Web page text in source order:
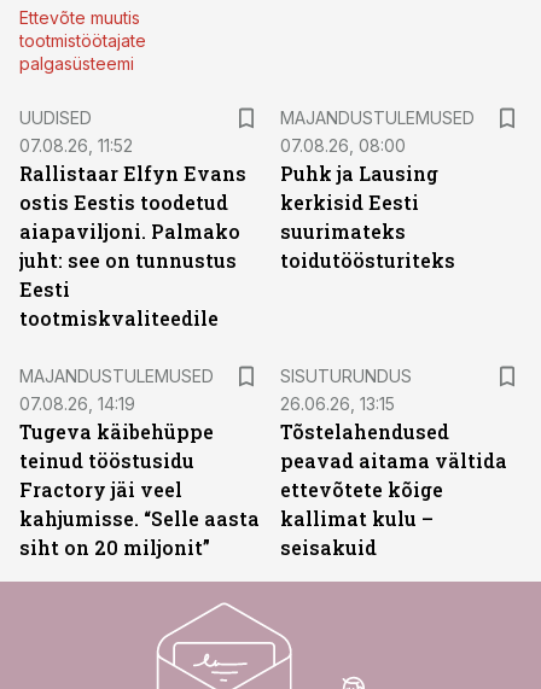
Ettevõte muutis
tootmistöötajate
palgasüsteemi
UUDISED
07.08.26, 11:52
Rallistaar Elfyn Evans
ostis Eestis toodetud
aiapaviljoni. Palmako
juht: see on tunnustus
Eesti
tootmiskvaliteedile
MAJANDUSTULEMUSED
07.08.26, 08:00
Puhk ja Lausing
kerkisid Eesti
suurimateks
toidutöösturiteks
MAJANDUSTULEMUSED
07.08.26, 14:19
Tugeva käibehüppe
teinud tööstusidu
Fractory jäi veel
kahjumisse. “Selle aasta
siht on 20 miljonit”
SISUTURUNDUS
26.06.26, 13:15
Tõstelahendused
peavad aitama vältida
ettevõtete kõige
kallimat kulu –
seisakuid